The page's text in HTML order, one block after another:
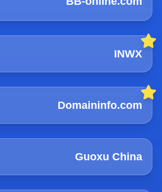
INWX
Domaininfo.com
Guoxu China